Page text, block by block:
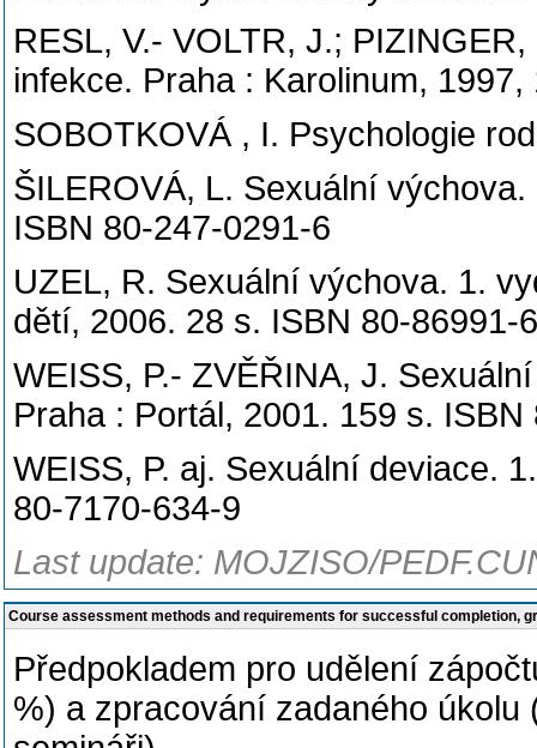
RESL, V.- VOLTR, J.;
infekce. Praha : Karolinum,
SOBOTKOVÁ , I. Psychologie
ŠILEROVÁ, L. Sexuální
ISBN 80-247-0291-6
UZEL, R. Sexuální výchova. 1.
dětí, 2006. 28 s. ISBN 80-86991-
WEISS, P.- ZVĚŘINA, J.
Praha : Portál, 2001. 159 s.
WEISS, P. aj. Sexuální deviace.
80-7170-634-9
Last update: MOJZISO/
Course assessment methods and requirements for successful completion,
Předpokladem pro udělení
%) a zpracování zadaného